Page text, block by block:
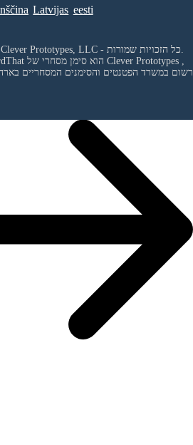
Latvijas eesti
© 2026 - Clever Prototypes, LLC - כל הזכויות שמורות.
Clever Prototypes ,
ורשום במשרד הפטנטים והסימנים המסחריים